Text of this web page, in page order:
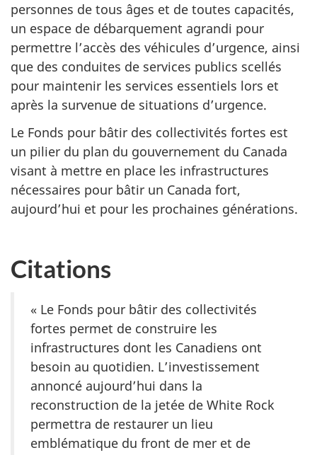
personnes de tous âges et de toutes capacités,
un espace de débarquement agrandi pour
permettre l’accès des véhicules d’urgence, ainsi
que des conduites de services publics scellés
pour maintenir les services essentiels lors et
après la survenue de situations d’urgence.
Le Fonds pour bâtir des collectivités fortes est
un pilier du plan du gouvernement du Canada
visant à mettre en place les infrastructures
nécessaires pour bâtir un Canada fort,
aujourd’hui et pour les prochaines générations.
Citations
« Le Fonds pour bâtir des collectivités
fortes permet de construire les
infrastructures dont les Canadiens ont
besoin au quotidien. L’investissement
annoncé aujourd’hui dans la
reconstruction de la jetée de White Rock
permettra de restaurer un lieu
emblématique du front de mer et de